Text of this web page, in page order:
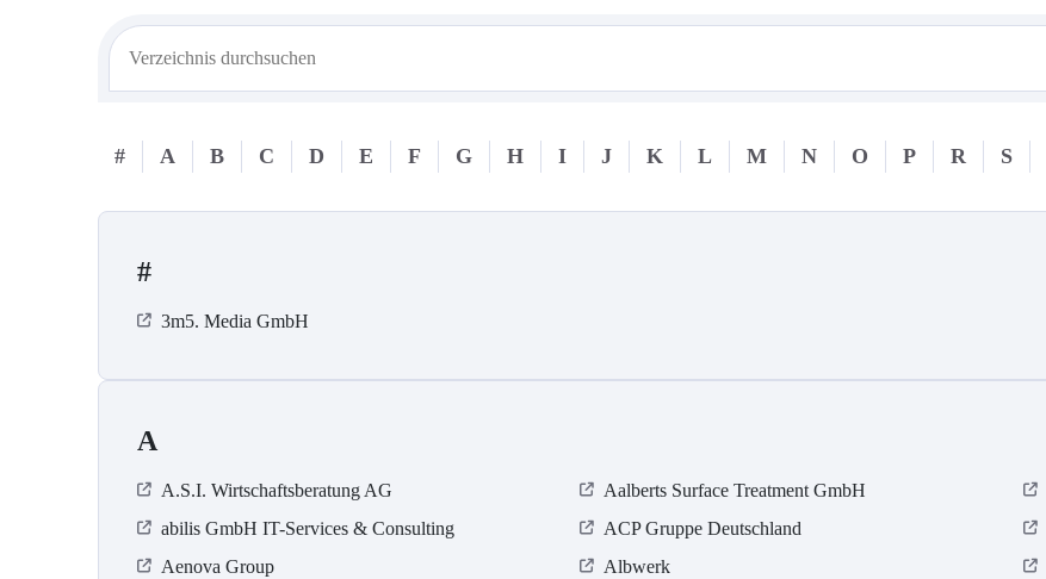
# A B C D E F G H I J K L M N O P R S
#
3m5. Media GmbH
A
A.S.I. Wirtschaftsberatung AG Aalberts Surface Treatment GmbH
abilis GmbH IT-Services & Consulting
ACP Gruppe Deutschland
Aenova Group
Albwerk